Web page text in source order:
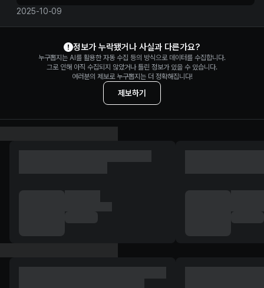
2025-10-09
정보가 누락됐거나 사실과 다른가요?
누구뽑지는 AI를 활용한 자동 수집 등의 방식으로 데이터를 수집합니다.
그로 인해 아직 수집되지 않았거나 틀린 정보가 있을 수 있습니다.
여러분의 제보로 누구뽑지는 더 정확해집니다!
제보하기